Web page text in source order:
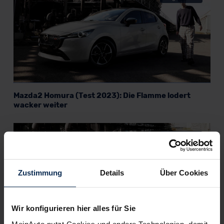
Zustimmung Details Über Cookies
Wir konfigurieren hier alles für Sie
Mazda2 Homura (Test 2023): Die Flamme lodert
wacker weiter